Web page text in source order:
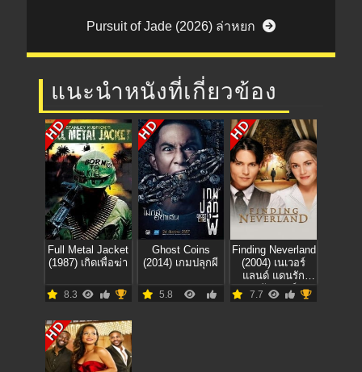
Pursuit of Jade (2026) ล่าหยก
แนะนำหนังที่เกี่ยวข้อง
HD
Full Metal Jacket
(1987) เกิดเพื่อฆ่า
8.3
HD
Ghost Coins
(2014) เกมปลุกผี
5.8
HD
Finding Neverland
(2004) เนเวอร์
แลนด์ แดนรัก
มหัศจรรย์
7.7
HD